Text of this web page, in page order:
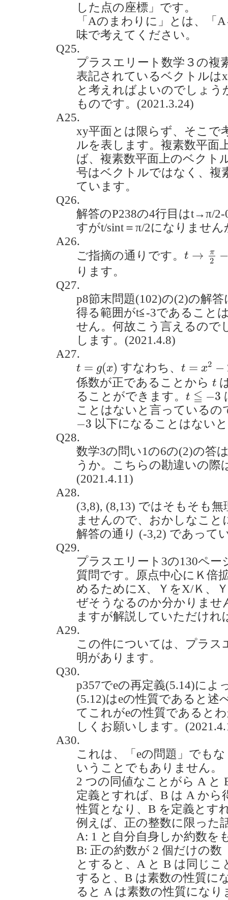
した点の座標」です。
「Aのまわりに」とは、「
味で考えてください。
Q25.
プラスエリート数学３の複
表記されているベクトルは
と考えればよいのでしょう
ものです。(2021.3.24)
A25.
xy平面とは限らず、そこで
ルを表します。複素数平面
ば、複素数平面上のベクト
号はベクトルではなく、複
ています。
Q26.
解答のP238の4行目はt→π/
すがt/sint＝π/2になりません
A26.
ご指摘の通りです。 t → π
2 −
t π 2−
ります。
Q27.
p8節末問題(102)の(2)の解
得る範囲がt≦-3であること
せん。何故こう言えるので
します。(2021.4.8)
A27.
t = g(x)
t ) すなわち、t = x2 −
t −2
係数が正であることから t
t
ることができます。 t ≦ −3
t≦−3
ことはないと言っているの
−3
−3 以下になることはない
Q28.
数学3の問い1の6の(2)の答
うか。こちらの勘違いの際
(2021.4.11)
A28.
(3,8), (8,13) ではそもそも
ませんので、おかしなこと
解答の通り (-3,2) であって
Q29.
プラスエリート3の130ペ
質問です。原点中心にＫ倍
めるためにX、ＹをX/Ｋ、
ぜそうなるのか分かりませ
ますが解説していただけれ
A29.
この件については、プラス
明があります。
Q30.
p357でeの再定義(5.14)によ
(5.12)はeの性質であると述
てこれがeの性質であると
しくお願いします。
A30.
これは、「eの問題」でも
いうことでもありません。
2 つの同値なことがら A と
定義とすれば、B は A か
性質となり、B を定義とす
例えば、正の整数に限った
A: 1 と自分自身しか約数を
B: 正の約数が 2 個だけの数
とすると、A と B は同じ
すると、B は素数の性質に
ると A は素数の性質になり